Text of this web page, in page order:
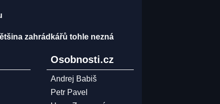
zahrádkářů tohle nezná
Osobnosti.cz
Andrej Babiš
Petr Pavel